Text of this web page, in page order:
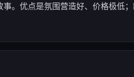
。优点是氛围营造好、价格极低